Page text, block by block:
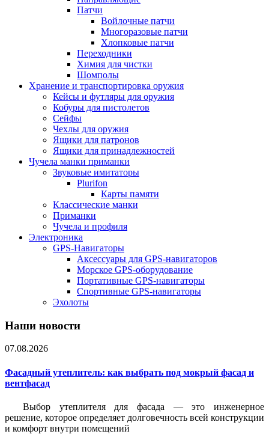
Патчи
Войлочные патчи
Многоразовые патчи
Хлопковые патчи
Переходники
Химия для чистки
Шомполы
Хранение и транспортировка оружия
Кейсы и футляры для оружия
Кобуры для пистолетов
Сейфы
Чехлы для оружия
Ящики для патронов
Ящики для принадлежностей
Чучела манки приманки
Звуковые имитаторы
Plurifon
Карты памяти
Классические манки
Приманки
Чучела и профиля
Электроника
GPS-Навигаторы
Аксессуары для GPS-навигаторов
Морское GPS-оборудование
Портативные GPS-навигаторы
Спортивные GPS-навигаторы
Эхолоты
Наши новости
07.08.2026
Фасадный утеплитель: как выбрать под мокрый фасад и
вентфасад
Выбор утеплителя для фасада — это инженерное
решение, которое определяет долговечность всей конструкции
и комфорт внутри помещений